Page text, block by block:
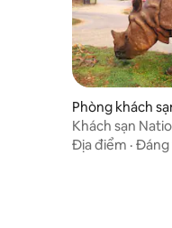
Phòng khách
Khách sạn
đình ở Sauraha
Địa điểm · Đáng